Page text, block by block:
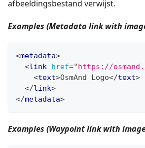
afbeeldingsbestand verwijst.
Examples (Metadata link with
<metadata>
<link href="https://
<text>OsmAnd Logo</text>
</link>
</metadata>
Examples (Waypoint link with